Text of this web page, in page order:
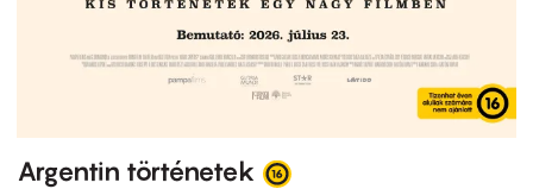
Argentin történetek